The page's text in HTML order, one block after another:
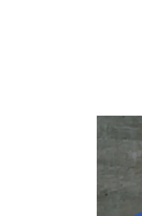
meninger